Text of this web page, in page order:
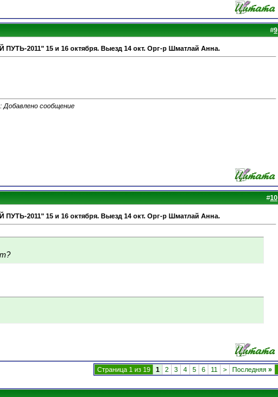
#9
2011" 15 и 16 октября. Выезд 14 окт. Орг-р Шматлай Анна.
Добавлено сообщение
#10
2011" 15 и 16 октября. Выезд 14 окт. Орг-р Шматлай Анна.
Страница 1 из 19 1 2 3 4 5 6 11 > Последняя »